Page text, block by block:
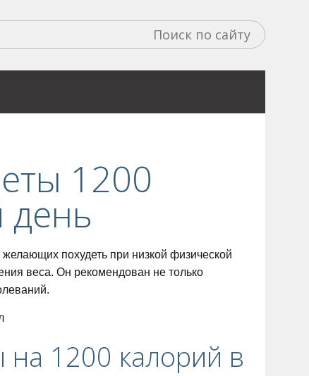
1200
день
похудеть при низкой физической
веса. Он рекомендован не только
1200 калорий в